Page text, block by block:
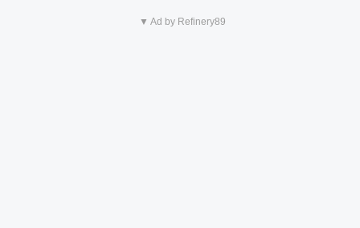
▼ Ad by Refinery89